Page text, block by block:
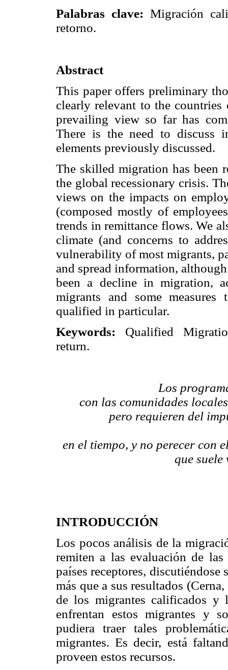
Palabras clave: Migración
retorno.
Abstract
This paper offers preliminary
clearly relevant to the
prevailing view so far has
There is the need to discuss
elements previously discussed.
The skilled migration has been
the global recessionary crisis.
views on the impacts on
(composed mostly of
trends in remittance flows. We
climate (and concerns to
vulnerability of most migrants,
and spread information,
been a decline in migration,
migrants and some
qualified in particular.
Keywords: Qualified
return.
Los
con las comunidades
pero requieren del
en el tiempo, y no perecer con
que suele
INTRODUCCIÓN
Los pocos análisis de la
remiten a las evaluación de
países receptores, discutiéndose
más que a sus resultados
de los migrantes calificados y
enfrentan estos migrantes y
pudiera traer tales
migrantes. Es decir, está
proveen estos recursos.